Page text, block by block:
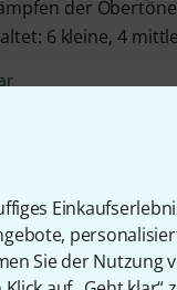
Sie der Nutzung
der
6 kleine, 4
der
3 kleine, 2